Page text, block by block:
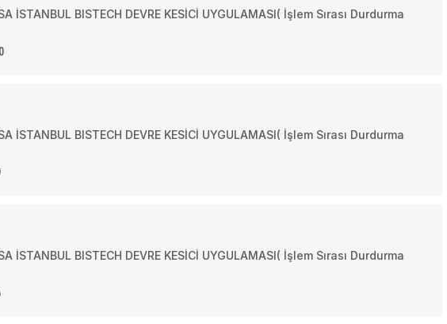
BISTECH DEVRE KESİCİ UYGULAMASI( İşlem Sırası Durdurma
BISTECH DEVRE KESİCİ UYGULAMASI( İşlem Sırası Durdurma
BISTECH DEVRE KESİCİ UYGULAMASI( İşlem Sırası Durdurma